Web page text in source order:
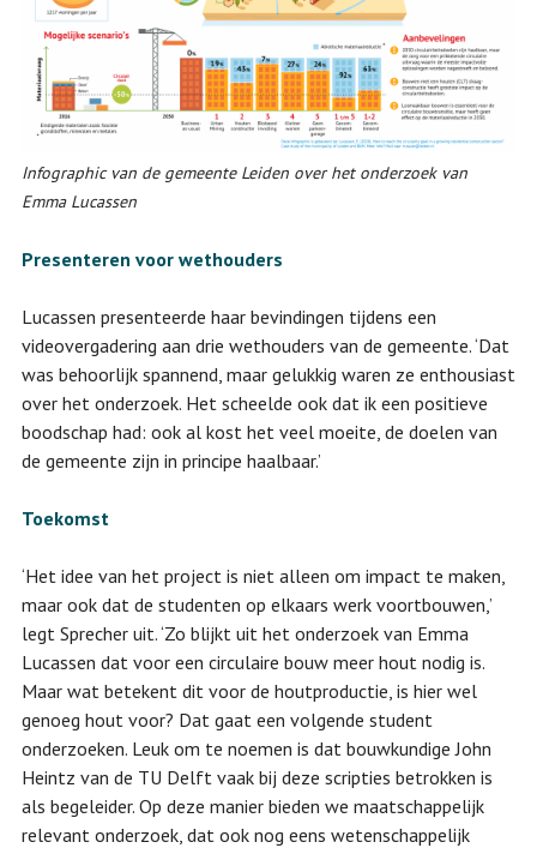
Infographic van de gemeente Leiden over het onderzoek van
Emma Lucassen
Presenteren voor wethouders
Lucassen presenteerde haar bevindingen tijdens een
videovergadering aan drie wethouders van de gemeente. ‘Dat
was behoorlijk spannend, maar gelukkig waren ze enthousiast
over het onderzoek. Het scheelde ook dat ik een positieve
boodschap had: ook al kost het veel moeite, de doelen van
de gemeente zijn in principe haalbaar.’
Toekomst
‘Het idee van het project is niet alleen om impact te maken,
maar ook dat de studenten op elkaars werk voortbouwen,’
legt Sprecher uit. ‘Zo blijkt uit het onderzoek van Emma
Lucassen dat voor een circulaire bouw meer hout nodig is.
Maar wat betekent dit voor de houtproductie, is hier wel
genoeg hout voor? Dat gaat een volgende student
onderzoeken. Leuk om te noemen is dat bouwkundige John
Heintz van de TU Delft vaak bij deze scripties betrokken is
als begeleider. Op deze manier bieden we maatschappelijk
relevant onderzoek, dat ook nog eens wetenschappelijk